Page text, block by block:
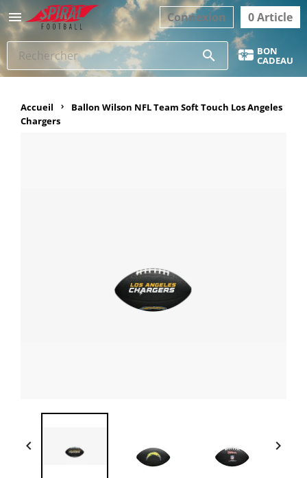
 0 Article
Connexion
search BON
CADEAU
Accueil
Ballon Wilson NFL Team Soft Touch Los Angeles
Chargers
 